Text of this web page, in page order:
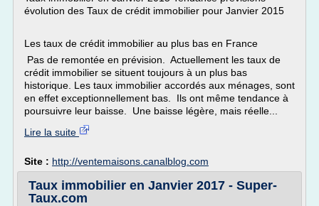
évolution des Taux de crédit immobilier pour Janvier 2015
Les taux de crédit immobilier au plus bas en France
Pas de remontée en prévision. Actuellement les taux de
crédit immobilier se situent toujours à un plus bas
historique. Les taux immobilier accordés aux ménages, sont
en effet exceptionnellement bas. Ils ont même tendance à
poursuivre leur baisse. Une baisse légère, mais réelle...
Lire la suite
Site : http://ventemaisons.canalblog.com
Taux immobilier en Janvier 2017 - Super-
Taux.com